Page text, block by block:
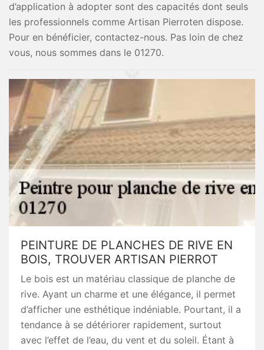
d’application à adopter sont des capacités dont seuls
les professionnels comme Artisan Pierroten dispose.
Pour en bénéficier, contactez-nous. Pas loin de chez
vous, nous sommes dans le 01270.
PEINTURE DE PLANCHES DE RIVE EN
BOIS, TROUVER ARTISAN PIERROT
Le bois est un matériau classique de planche de
rive. Ayant un charme et une élégance, il permet
d’afficher une esthétique indéniable. Pourtant, il a
tendance à se détériorer rapidement, surtout
avec l’effet de l’eau, du vent et du soleil. Étant à